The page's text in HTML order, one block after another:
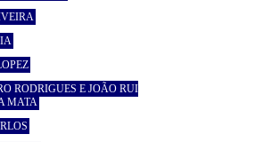
RODRIGUES E JOÃO RUI
MATA